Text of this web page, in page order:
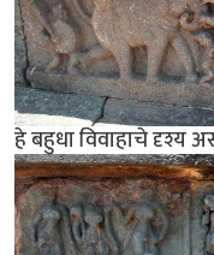
हे बहुधा विवाहाचे दृश्य